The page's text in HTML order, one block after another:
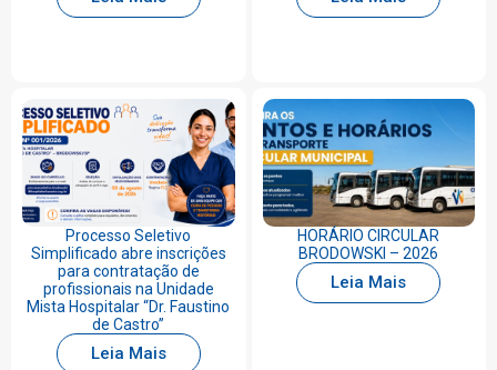
Processo Seletivo
Simplificado abre inscrições
para contratação de
profissionais na Unidade
Mista Hospitalar “Dr. Faustino
de Castro”
Leia Mais
HORÁRIO CIRCULAR
BRODOWSKI – 2026
Leia Mais